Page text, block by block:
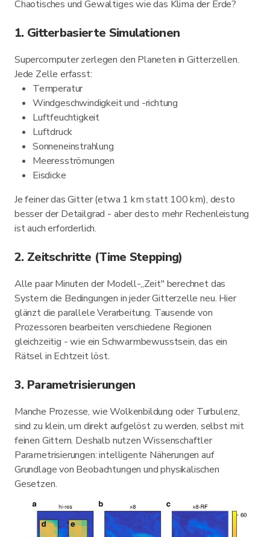
Chaotisches und Gewaltiges wie das Klima der Erde?
1. Gitterbasierte Simulationen
Supercomputer zerlegen den Planeten in Gitterzellen.
Jede Zelle erfasst:
Temperatur
Windgeschwindigkeit und -richtung
Luftfeuchtigkeit
Luftdruck
Sonneneinstrahlung
Meeresströmungen
Eisdicke
Je feiner das Gitter (etwa 1 km statt 100 km), desto
besser der Detailgrad - aber desto mehr Rechenleistung
ist auch erforderlich.
2. Zeitschritte (Time Stepping)
Alle paar Minuten der Modell-„Zeit" berechnet das
System die Bedingungen in jeder Gitterzelle neu. Hier
glänzt die parallele Verarbeitung. Tausende von
Prozessoren bearbeiten verschiedene Regionen
gleichzeitig - wie ein Schwarmbewusstsein, das ein
Rätsel in Echtzeit löst.
3. Parametrisierungen
Manche Prozesse, wie Wolkenbildung oder Turbulenz,
sind zu klein, um direkt aufgelöst zu werden, selbst mit
feinen Gittern. Deshalb nutzen Wissenschaftler
Parametrisierungen: intelligente Näherungen auf
Grundlage von Beobachtungen und physikalischen
Gesetzen.